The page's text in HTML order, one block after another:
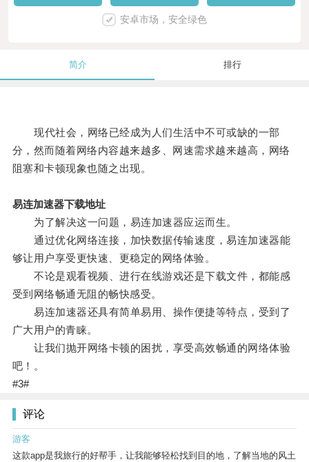
安卓市场，安全绿色
简介 排行
现代社会，网络已经成为人们生活中不可或缺的一部
分，然而随着网络内容越来越多、网速需求越来越高，网络
阻塞和卡顿现象也随之出现。
易连加速器下载地址
为了解决这一问题，易连加速器应运而生。
通过优化网络连接，加快数据传输速度，易连加速器能
够让用户享受更快速、更稳定的网络体验。
不论是观看视频、进行在线游戏还是下载文件，都能感
受到网络畅通无阻的畅快感受。
易连加速器还具有简单易用、操作便捷等特点，受到了
广大用户的青睐。
让我们抛开网络卡顿的困扰，享受高效畅通的网络体验
吧！。
#3#
评论
游客
这款app是我旅行的好帮手，让我能够轻松找到目的地，了解当地的风土